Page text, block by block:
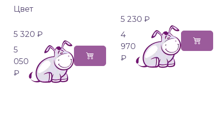
Цвет
5 320 ₽
5
050
₽
5 230 ₽
4
970
₽